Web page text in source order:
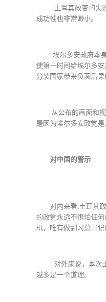
土耳其政变的失
成功性也非常渺小。
埃尔多安政府本
使第一时间给埃尔多
分裂国家带来负面后
从公布的画面和
是因为埃尔多安政党
对中国的警示
对内来看,土耳其
的政党永远不惧怕任
机，唯有做到习总书
对外来说，本次
越多是一个道理。